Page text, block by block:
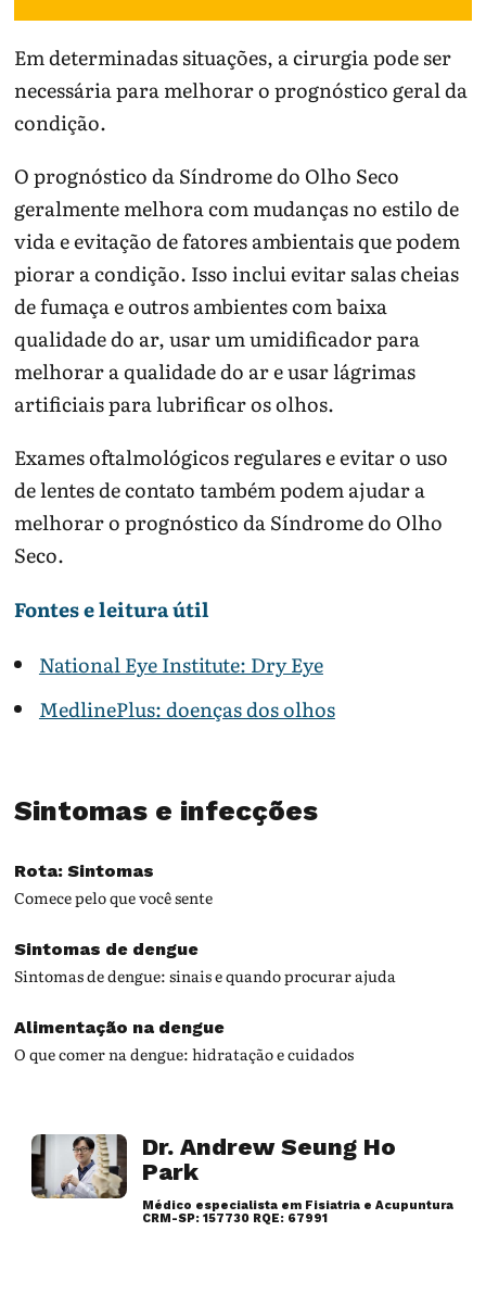
Em determinadas situações, a cirurgia pode ser
necessária para melhorar o prognóstico geral da
condição.
O prognóstico da Síndrome do Olho Seco
geralmente melhora com mudanças no estilo de
vida e evitação de fatores ambientais que podem
piorar a condição. Isso inclui evitar salas cheias
de fumaça e outros ambientes com baixa
qualidade do ar, usar um umidificador para
melhorar a qualidade do ar e usar lágrimas
artificiais para lubrificar os olhos.
Exames oftalmológicos regulares e evitar o uso
de lentes de contato também podem ajudar a
melhorar o prognóstico da Síndrome do Olho
Seco.
Fontes e leitura útil
National Eye Institute: Dry Eye
MedlinePlus: doenças dos olhos
Sintomas e infecções
Rota: Sintomas
Comece pelo que você sente
Sintomas de dengue
Sintomas de dengue: sinais e quando procurar ajuda
Alimentação na dengue
O que comer na dengue: hidratação e cuidados
Dr. Andrew Seung Ho
Park
Médico especialista em Fisiatria e Acupuntura
CRM-SP: 157730 RQE: 67991